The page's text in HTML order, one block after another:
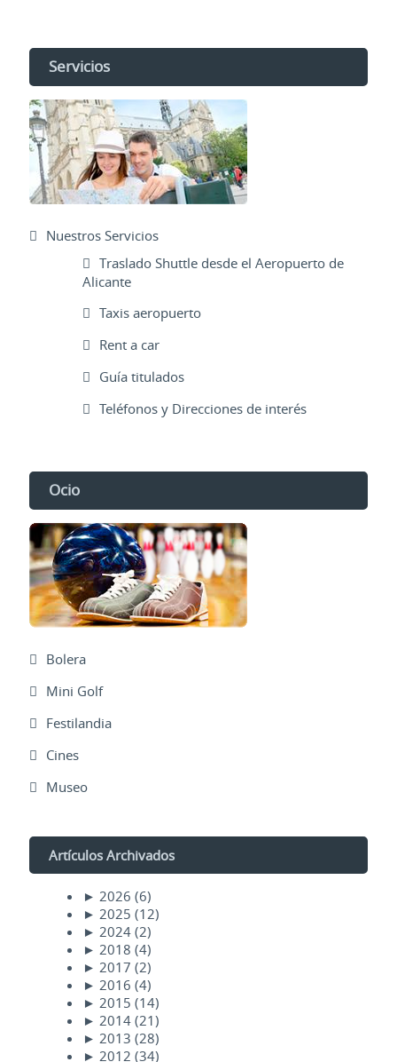
Servicios
Nuestros Servicios
Traslado Shuttle desde el Aeropuerto de
Alicante
Taxis aeropuerto
Rent a car
Guía titulados
Teléfonos y Direcciones de interés
Ocio
Bolera
Mini Golf
Festilandia
Cines
Museo
Artículos Archivados
► 2026 (6)
► 2025 (12)
► 2024 (2)
► 2018 (4)
► 2017 (2)
► 2016 (4)
► 2015 (14)
► 2014 (21)
► 2013 (28)
► 2012 (34)